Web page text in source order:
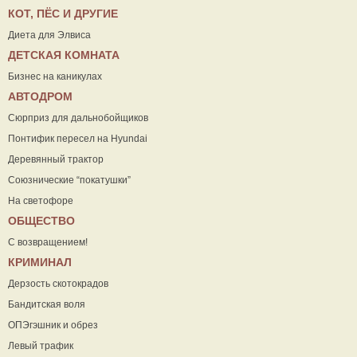
КОТ, ПЁС И ДРУГИЕ
Диета для Элвиса
ДЕТСКАЯ КОМНАТА
Бизнес на каникулах
АВТОДРОМ
Сюрприз для дальнобойщиков
Понтифик пересел на Hyundai
Деревянный трактор
Союзнические “покатушки”
На светофоре
ОБЩЕСТВО
С возвращением!
КРИМИНАЛ
Дерзость скотокрадов
Бандитская воля
ОПЭгэшник и обрез
Левый трафик